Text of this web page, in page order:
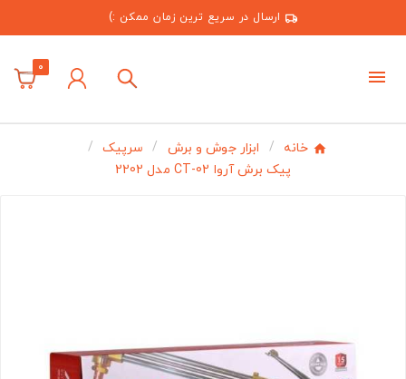
ارسال در سریع ترین زمان ممکن :)
0
خانه ابزار جوش و برش
سرپیک
پیک برش آروا CT-02 مدل 2202